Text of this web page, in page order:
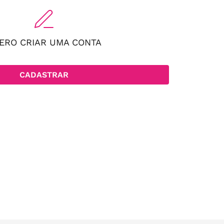
CRIAR UMA CONTA
CADASTRAR